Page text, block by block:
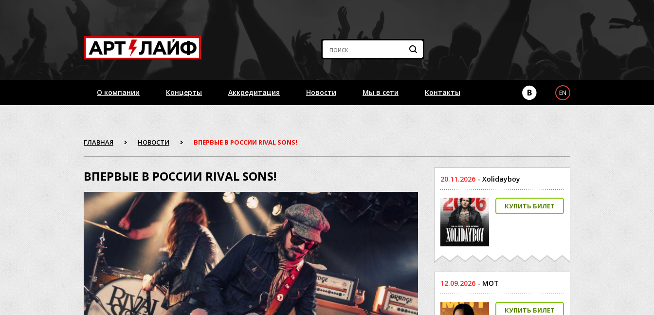
О компании Концерты Аккредитация Новости Мы в сети Контакты EN
ГЛАВНАЯ НОВОСТИ ВПЕРВЫЕ В РОССИИ RIVAL SONS!
ВПЕРВЫЕ В РОССИИ RIVAL SONS! 20.11.2026 - Xolidayboy
КУПИТЬ БИЛЕТ
12.09.2026 - МОТ
КУПИТЬ БИЛЕТ